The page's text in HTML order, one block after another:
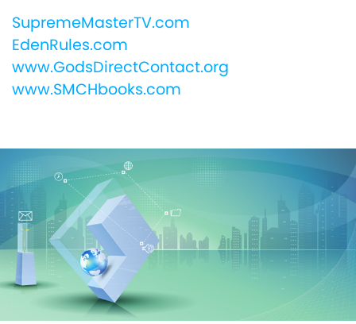
SupremeMasterTV.com
EdenRules.com
www.GodsDirectContact.org
www.SMCHbooks.com